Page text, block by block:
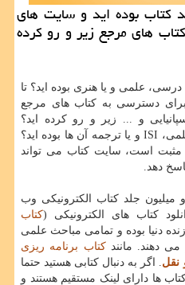
كتاب بوده اید و سایت های
های مرجع زیر و رو كرده
درسی، علمی و یا هنری بوده اید؟ تا
دسترسی به کتاب های مرجع
و ... زیر و رو کرده اید؟
ISIو یا ترجمه آن ها بوده اید؟
است، سایت کتاب می تواند
دهد.
میلیون جلد کتاب الکترونیکی وب
کتاب های الکترونیکی (کتاب
ها به 9 زبان زنده دنیا بوده و تمامی مباحث علمی
دهند. مانندکتاب برنامه ریزی
نقل. اگر به دنبال کتابی هستید حتما
ها دارای لینک مستقیم هستند و